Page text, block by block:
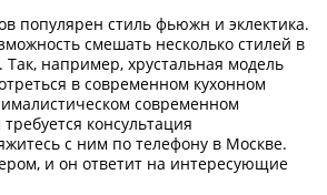
популярен стиль фьюжн и эклектика.
смешать несколько стилей в
Так, например, хрустальная модель
в современном кухонном
современном
консультация
с ним по телефону в Москве.
и он ответит на интересующие